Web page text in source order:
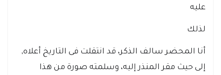
عليه
لذلك
أنا المحضر سالف الذكر، قد انتقلت فى التاريخ أعلاه,
إلى حيث مقر المنذر إليه، وسلمته صورة من هذا